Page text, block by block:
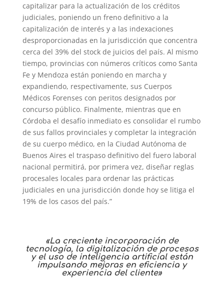
capitalizar para la actualización de los créditos
judiciales, poniendo un freno definitivo a la
capitalización de interés y a las indexaciones
desproporcionadas en la jurisdicción que concentra
cerca del 39% del stock de juicios del país. Al mismo
tiempo, provincias con números críticos como Santa
Fe y Mendoza están poniendo en marcha y
expandiendo, respectivamente, sus Cuerpos
Médicos Forenses con peritos designados por
concurso público. Finalmente, mientras que en
Córdoba el desafío inmediato es consolidar el rumbo
de sus fallos provinciales y completar la integración
de su cuerpo médico, en la Ciudad Autónoma de
Buenos Aires el traspaso definitivo del fuero laboral
nacional permitirá, por primera vez, diseñar reglas
procesales locales para ordenar las prácticas
judiciales en una jurisdicción donde hoy se litiga el
19% de los casos del país.”
«La creciente incorporación de
tecnología, la digitalización de procesos
y el uso de inteligencia artificial están
impulsando mejoras en eficiencia y
experiencia del cliente»